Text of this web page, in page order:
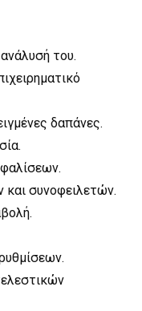
του.
δαπάνες.
και συνοφειλετών.